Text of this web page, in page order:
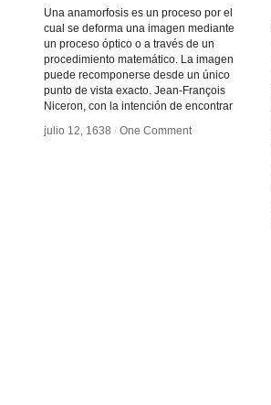
Una anamorfosis es un proceso por el
cual se deforma una imagen mediante
un proceso óptico o a través de un
procedimiento matemático. La imagen
puede recomponerse desde un único
punto de vista exacto. Jean-François
Niceron, con la intención de encontrar
julio 12, 1638 / One Comment
julio 12, 1638 / One Comment